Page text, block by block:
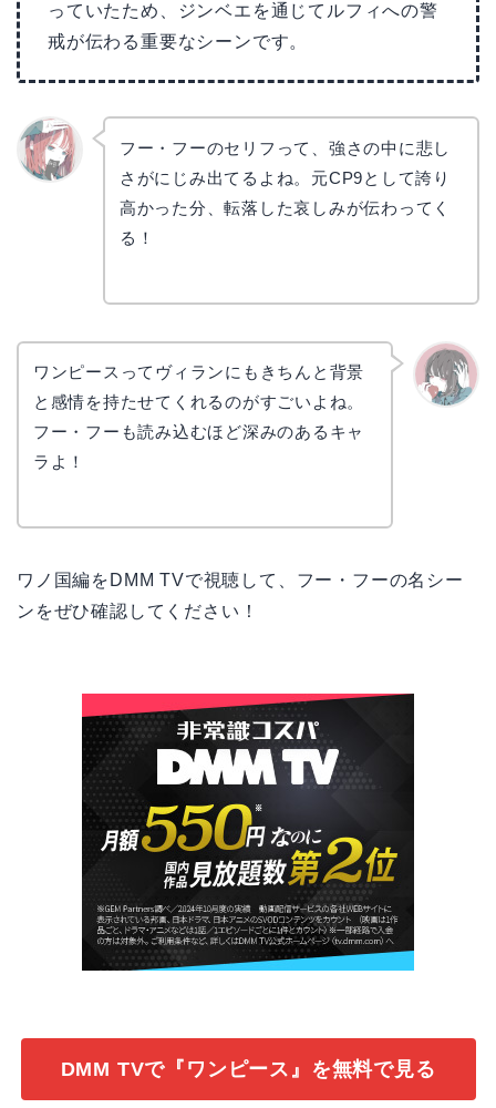
っていたため、ジンベエを通じてルフィへの警
戒が伝わる重要なシーンです。
フー・フーのセリフって、強さの中に悲し
さがにじみ出てるよね。元CP9として誇り
高かった分、転落した哀しみが伝わってく
る！
ワンピースってヴィランにもきちんと背景
と感情を持たせてくれるのがすごいよね。
フー・フーも読み込むほど深みのあるキャ
ラよ！
ワノ国編をDMM TVで視聴して、フー・フーの名シー
ンをぜひ確認してください！
DMM TVで『ワンピース』を無料で見る